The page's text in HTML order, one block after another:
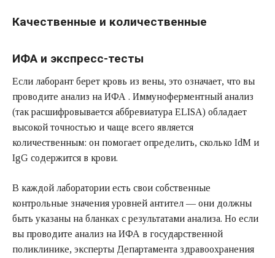
Качественные и количественные
ИФА и экспресс-тесты
Если лаборант берет кровь из вены, это означает, что вы
проводите анализ на ИФА . Иммуноферментный анализ
(так расшифровывается аббревиатура ELISA) обладает
высокой точностью и чаще всего является
количественным: он помогает определить, сколько IdM и
IgG содержится в крови.
В каждой лаборатории есть свои собственные
контрольные значения уровней антител — они должны
быть указаны на бланках с результатами анализа. Но если
вы проводите анализ на ИФА в государственной
поликлинике, эксперты Департамента здравоохранения